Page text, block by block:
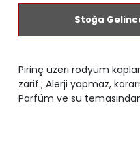
Pirinç üzeri rodyum
zarif.; Alerji yapmaz,
Parfüm ve su
Stoğa